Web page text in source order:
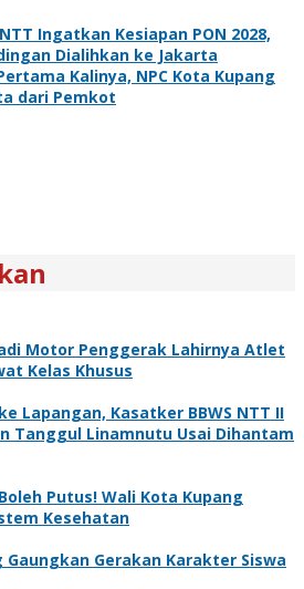
NTT Ingatkan Kesiapan PON 2028,
Dialihkan ke Jakarta
Kalinya, NPC Kota Kupang
dari Pemkot
Motor Penggerak Lahirnya Atlet
Kelas Khusus
Lapangan, Kasatker BBWS NTT II
Tanggul Linamnutu Usai Dihantam
Putus! Wali Kota Kupang
Kesehatan
Gaungkan Gerakan Karakter Siswa